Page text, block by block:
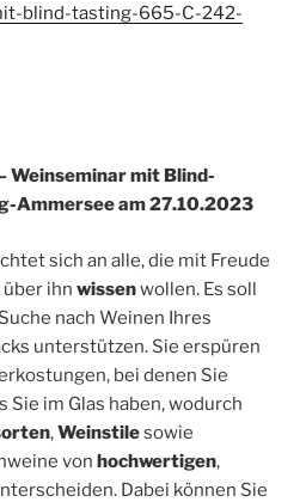
blind-tasting-665-C-242-
Weinseminar mit Blind-
Ammersee am 27.10.2023
sich an alle, die mit Freude
ihn wissenwollen. Es soll
nach Weinen Ihres
unterstützen. Sie erspüren
bei denen Sie
Sie im Glas haben, wodurch
,Weinstilesowie
von hochwertigen,
Dabei können Sie